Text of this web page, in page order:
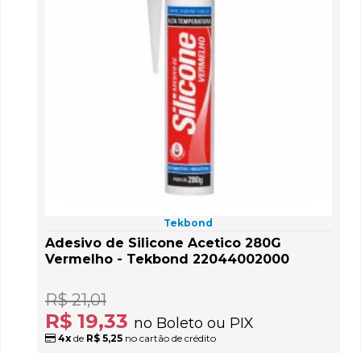
Tekbond
Adesivo de Silicone Acetico 280G
Vermelho - Tekbond 22044002000
R$ 19,33 no Boleto ou PIX
R$ 21,01
4x de R$ 5,25 no cartão de crédito